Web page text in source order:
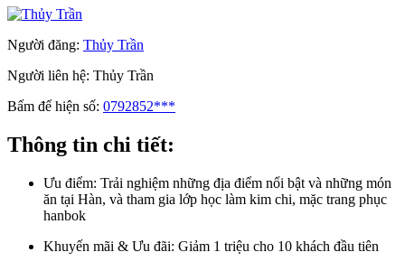
Người đăng: Thủy Trần
Người liên hệ: Thủy Trần
Bấm để hiện số: 0792852***
Thông tin chi tiết:
Ưu điểm: Trải nghiệm những địa điểm nổi bật và những món
ăn tại Hàn, và tham gia lớp học làm kim chi, mặc trang phục
hanbok
Khuyến mãi & Ưu đãi: Giảm 1 triệu cho 10 khách đầu tiên